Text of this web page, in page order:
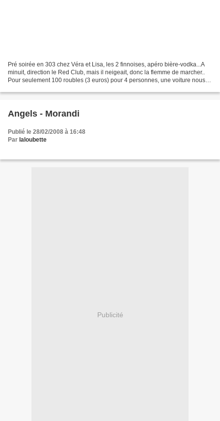
Pré soirée en 303 chez Véra et Lisa, les 2 finnoises, apéro bière-vodka...A
minuit, direction le Red Club, mais il neigeait, donc la flemme de marcher..
Pour seulement 100 roubles (3 euros) pour 4 personnes, une voiture nous a
Angels - Morandi
Publié le 28/02/2008 à 16:48
Par laloubette
Publicité